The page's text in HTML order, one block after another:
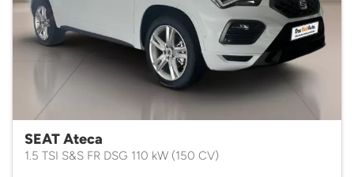
SEAT Ateca
1.5 TSI S&S FR DSG 110 kW (150 CV)